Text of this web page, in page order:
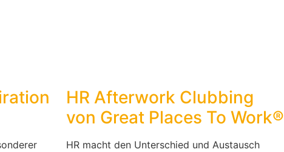
HR Afterwork Clubbing
von Great Places To Work®
HR macht den Unterschied und Austausch